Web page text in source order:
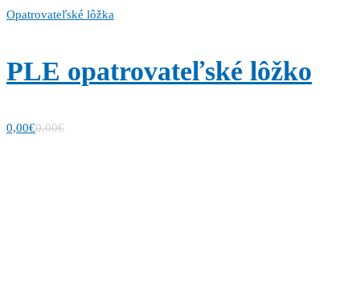
Opatrovateľské lôžka
PLE opatrovateľské lôžko
0,00€0,00€